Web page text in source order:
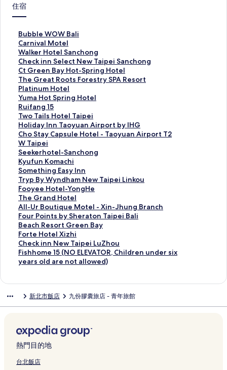
住宿
Bubble WOW Bali
B
u
b
b
l
e
W
O
W
B
a
l
i
的
連
結
Carnival Motel
C
a
r
n
i
v
a
l
M
o
t
e
l
的
連
結
Walker Hotel Sanchong
W
a
l
k
e
r
H
o
t
e
l
S
a
n
c
h
o
n
g
的
連
結
Check inn Select New Taipei Sanchong
C
h
e
c
k
i
n
n
S
e
l
e
c
t
N
e
w
T
a
i
p
e
i
h
g
的
連
結
Ct Green Bay Hot-Spring Hotel
C
t
G
r
e
e
n
B
a
y
H
o
t
-
S
p
r
i
n
g
H
o
的
連
The Great Roots Forestry SPA Resort
T
h
e
G
r
e
a
t
R
o
o
t
s
F
o
r
e
s
t
r
y
e
r
t
的
連
Platinum Hotel
P
l
a
t
i
n
u
m
H
o
t
e
l
的
連
結
Yuma Hot Spring Hotel
Y
u
m
a
H
o
t
S
p
r
i
n
g
H
o
t
e
l
的
Ruifang 15
R
u
i
f
a
n
g
1
5
的
連
結
Two Tails Hotel Taipei
T
w
o
T
a
i
l
s
H
o
t
e
l
T
a
i
p
連
結
Holiday Inn Taoyuan Airport by IHG
H
o
l
i
d
a
y
I
n
n
T
a
o
y
u
a
p
t
b
y
I
Cho Stay Capsule Hotel - Taoyuan Airport T2
C
h
o
S
t
a
y
C
a
p
s
u
l
e
H
-
o
y
u
a
W Taipei
W
T
a
i
p
e
i
的
連
結
Seekerhotel-Sanchong
S
e
e
k
e
r
h
o
t
e
l
-
S
o
的
連
結
Kyufun Komachi
K
y
u
f
u
n
K
o
m
a
c
h
結
Something Easy Inn
S
o
m
e
t
h
i
n
g
E
a
n
結
Tryp By Wyndham New Taipei Linkou
T
r
y
p
B
y
W
y
n
d
e
a
i
p
e
Fooyee Hotel-YongHe
F
o
o
y
e
e
H
o
t
o
H
e
的
連
The Grand Hotel
T
h
e
G
r
a
n
d
l
結
All-Ur Boutique Motel - Xin-Jhung Branch
A
l
l
-
U
r
B
q
M
o
t
e
Four Points by Sheraton Taipei Bali
F
o
u
r
P
o
b
h
e
r
a
Beach Resort Green Bay
B
e
a
c
h
r
r
e
e
n
Forte Hotel Xizhi
F
o
r
t
e
i
z
h
i
Check inn New Taipei LuZhou
C
h
e
n
w
T
a
i
Fishhome 15 (NO ELEVATOR, Children under six
years old are not allowed)
F
i
m
5
(
N
O
新北市飯店 九份膠囊旅店 - 青年旅館
熱門目的地
台北飯店